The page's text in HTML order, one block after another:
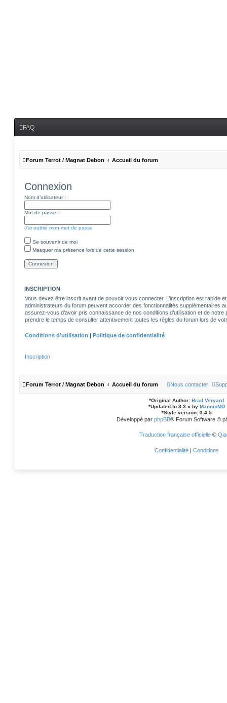
FAQ
Forum Terrot / Magnat Debon Accueil du forum
Connexion
Nom d’utilisateur :
Mot de passe :
J’ai oublié mon mot de passe
Se souvenir de moi
Masquer ma présence lors de cette session
INSCRIPTION
Vous devez être inscrit avant de pouvoir vous connecter. L’inscription est rapide
administrateurs du forum peuvent accorder des fonctionnalités supplémentaires
assurez-vous d’avoir pris connaissance de nos conditions d’utilisation et de notre
prendre le temps de consulter attentivement toutes les règles du forum lors de
Conditions d’utilisation | Politique de confidentialité
Inscription
Forum Terrot / Magnat Debon Accueil du forum Nous contacter
*Original Author: Brad Veryard
*Updated to 3.3.x by MannixMD
*Style version: 3.4.5
Développé par phpBB® Forum Software ©
Traduction française officielle©
Confidentialité | Conditions